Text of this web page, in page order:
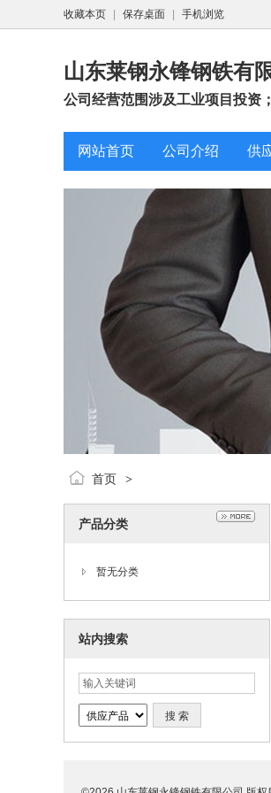
收藏本页 保存桌面 手机浏览
山东莱钢永锋钢铁有
公司经营范围涉及工业项目投资
网站首页 公司介绍 供
首页 >
产品分类
暂无分类
站内搜索